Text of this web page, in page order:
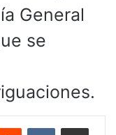
General
se
Reddit VKontakteCompartir por